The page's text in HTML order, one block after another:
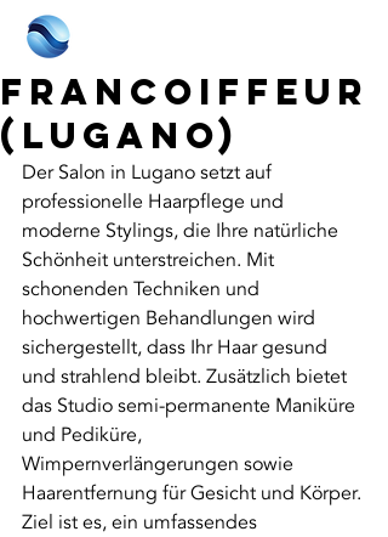
FRANCOIFFEUR
(Lugano)
Der Salon in Lugano setzt auf
professionelle Haarpflege und
moderne Stylings, die Ihre natürliche
Schönheit unterstreichen. Mit
schonenden Techniken und
hochwertigen Behandlungen wird
sichergestellt, dass Ihr Haar gesund
und strahlend bleibt. Zusätzlich bietet
das Studio semi-permanente Maniküre
und Pediküre,
Wimpernverlängerungen sowie
Haarentfernung für Gesicht und Körper.
Ziel ist es, ein umfassendes